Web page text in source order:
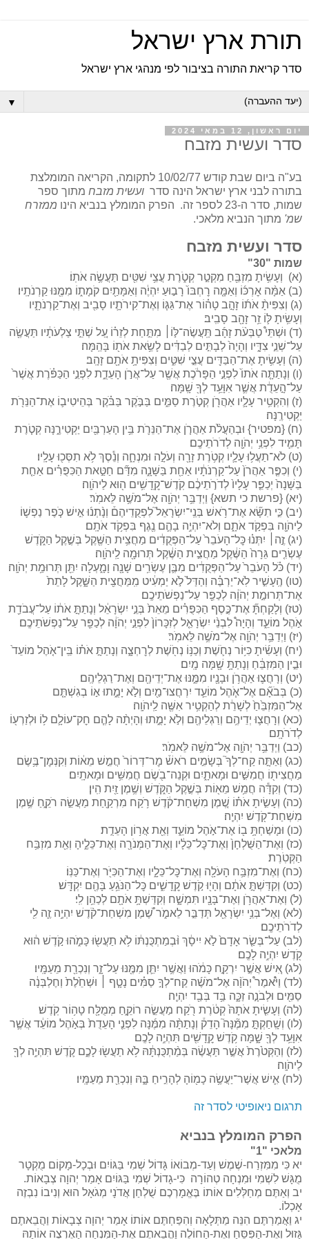
תורת ארץ ישראל
סדר קריאת התורה בציבור לפי מנהגי ארץ ישראל
▼
יום ראשון, 12 במאי 2024
סדר ועשית מזבח
בע"ה ביום שבת קודש 10/02/77 לתקומה, הקריאה המומלצת
בתורה לבני ארץ ישראל הינה סדר ועשית מזבח מתוך ספר
שמות, סדר ה-23 לספר זה. הפרק המומלץ בנביא הינו
ממזרח
שמ' מתוך הנביא מלאכי.
סדר ועשית מזבח
שמות "30"
(א) וְעָשִׂ֥יתָ מִזְבֵּ֖חַ מִקְטַ֣ר קְטֹ֑רֶת עֲצֵ֥י שִׁטִּ֖ים תַּעֲשֶׂ֥ה אֹתֽוֹ׃
(ב) אַמָּ֨ה אׇרְכּ֜וֹ וְאַמָּ֤ה רׇחְבּוֹ֙ רָב֣וּעַ יִהְיֶ֔ה וְאַמָּתַ֖יִם קֹמָת֑וֹ מִמֶּ֖נּוּ קַרְנֹתָֽיו׃
(ג) וְצִפִּיתָ֨ אֹת֜וֹ זָהָ֣ב טָה֗וֹר אֶת־גַּגּ֧וֹ וְאֶת־קִירֹתָ֛יו סָבִ֖יב וְאֶת־קַרְנֹתָ֑יו
וְעָשִׂ֥יתָ לּ֛וֹ זֵ֥ר זָהָ֖ב סָבִֽיב׃
(ד) וּשְׁתֵּי֩ טַבְּעֹ֨ת זָהָ֜ב תַּֽעֲשֶׂה־לּ֣וֹ׀ מִתַּ֣חַת לְזֵר֗וֹ עַ֚ל שְׁתֵּ֣י צַלְעֹתָ֔יו תַּעֲשֶׂ֖ה
עַל־שְׁנֵ֣י צִדָּ֑יו וְהָיָה֙ לְבָתִּ֣ים לְבַדִּ֔ים לָשֵׂ֥את אֹת֖וֹ בָּהֵֽמָּה׃
(ה) וְעָשִׂ֥יתָ אֶת־הַבַּדִּ֖ים עֲצֵ֣י שִׁטִּ֑ים וְצִפִּיתָ֥ אֹתָ֖ם זָהָֽב׃
(ו) וְנָתַתָּ֤ה אֹתוֹ֙ לִפְנֵ֣י הַפָּרֹ֔כֶת אֲשֶׁ֖ר עַל־אֲרֹ֣ן הָעֵדֻ֑ת לִפְנֵ֣י הַכַּפֹּ֗רֶת אֲשֶׁר֙
עַל־הָ֣עֵדֻ֔ת אֲשֶׁ֛ר אִוָּעֵ֥ד לְךָ֖ שָֽׁמָּה׃
(ז) וְהִקְטִ֥יר עָלָ֛יו אַהֲרֹ֖ן קְטֹ֣רֶת סַמִּ֑ים בַּבֹּ֣קֶר בַּבֹּ֗קֶר בְּהֵיטִיב֛וֹ אֶת־הַנֵּרֹ֖ת
יַקְטִירֶֽנָּה׃
(ח) {מפטיר} וּבְהַעֲלֹ֨ת אַהֲרֹ֧ן אֶת־הַנֵּרֹ֛ת בֵּ֥ין הָעַרְבַּ֖יִם יַקְטִירֶ֑נָּה קְטֹ֧רֶת
תָּמִ֛יד לִפְנֵ֥י יְהֹוָ֖ה לְדֹרֹתֵיכֶֽם׃
(ט) לֹא־תַעֲל֥וּ עָלָ֛יו קְטֹ֥רֶת זָרָ֖ה וְעֹלָ֣ה וּמִנְחָ֑ה וְנֵ֕סֶךְ לֹ֥א תִסְּכ֖וּ עָלָֽיו׃
(י) וְכִפֶּ֤ר אַהֲרֹן֙ עַל־קַרְנֹתָ֔יו אַחַ֖ת בַּשָּׁנָ֑ה מִדַּ֞ם חַטַּ֣את הַכִּפֻּרִ֗ים אַחַ֤ת
בַּשָּׁנָה֙ יְכַפֵּ֤ר עָלָיו֙ לְדֹרֹ֣תֵיכֶ֔ם קֹֽדֶשׁ־קׇֽדָשִׁ֥ים ה֖וּא לַיהֹוָֽה׃
(יא) {פרשת כי תשא} וַיְדַבֵּ֥ר יְהֹוָ֖ה אֶל־מֹשֶׁ֥ה לֵּאמֹֽר׃
(יב) כִּ֣י תִשָּׂ֞א אֶת־רֹ֥אשׁ בְּנֵֽי־יִשְׂרָאֵל֮ לִפְקֻדֵיהֶם֒ וְנָ֨תְנ֜וּ אִ֣ישׁ כֹּ֧פֶר נַפְשׁ֛וֹ
לַיהֹוָ֖ה בִּפְקֹ֣ד אֹתָ֑ם וְלֹא־יִהְיֶ֥ה בָהֶ֛ם נֶ֖גֶף בִּפְקֹ֥ד אֹתָֽם׃
(יג) זֶ֣ה׀ יִתְּנ֗וּ כׇּל־הָעֹבֵר֙ עַל־הַפְּקֻדִ֔ים מַחֲצִ֥ית הַשֶּׁ֖קֶל בְּשֶׁ֣קֶל הַקֹּ֑דֶשׁ
עֶשְׂרִ֤ים גֵּרָה֙ הַשֶּׁ֔קֶל מַחֲצִ֣ית הַשֶּׁ֔קֶל תְּרוּמָ֖ה לַֽיהֹוָֽה׃
(יד) כֹּ֗ל הָעֹבֵר֙ עַל־הַפְּקֻדִ֔ים מִבֶּ֛ן עֶשְׂרִ֥ים שָׁנָ֖ה וָמָ֑עְלָה יִתֵּ֖ן תְּרוּמַ֥ת יְהֹוָֽה׃
(טו) הֶֽעָשִׁ֣יר לֹֽא־יַרְבֶּ֗ה וְהַדַּל֙ לֹ֣א יַמְעִ֔יט מִֽמַּחֲצִ֖ית הַשָּׁ֑קֶל לָתֵת֙
אֶת־תְּרוּמַ֣ת יְהֹוָ֔ה לְכַפֵּ֖ר עַל־נַפְשֹׁתֵיכֶֽם׃
(טז) וְלָקַחְתָּ֞ אֶת־כֶּ֣סֶף הַכִּפֻּרִ֗ים מֵאֵת֙ בְּנֵ֣י יִשְׂרָאֵ֔ל וְנָתַתָּ֣ אֹת֔וֹ עַל־עֲבֹדַ֖ת
אֹ֣הֶל מוֹעֵ֑ד וְהָיָה֩ לִבְנֵ֨י יִשְׂרָאֵ֤ל לְזִכָּרוֹן֙ לִפְנֵ֣י יְהֹוָ֔ה לְכַפֵּ֖ר עַל־נַפְשֹׁתֵיכֶֽם׃
(יז) וַיְדַבֵּ֥ר יְהֹוָ֖ה אֶל־מֹשֶׁ֥ה לֵּאמֹֽר׃
(יח) וְעָשִׂ֜יתָ כִּיּ֥וֹר נְחֹ֛שֶׁת וְכַנּ֥וֹ נְחֹ֖שֶׁת לְרׇחְצָ֑ה וְנָתַתָּ֣ אֹת֗וֹ בֵּֽין־אֹ֤הֶל מוֹעֵד֙
וּבֵ֣ין הַמִּזְבֵּ֔חַ וְנָתַתָּ֥ שָׁ֖מָּה מָֽיִם׃
(יט) וְרָחֲצ֛וּ אַהֲרֹ֥ן וּבָנָ֖יו מִמֶּ֑נּוּ אֶת־יְדֵיהֶ֖ם וְאֶת־רַגְלֵיהֶֽם׃
(כ) בְּבֹאָ֞ם אֶל־אֹ֧הֶל מוֹעֵ֛ד יִרְחֲצוּ־מַ֖יִם וְלֹ֣א יָמֻ֑תוּ א֣וֹ בְגִשְׁתָּ֤ם
אֶל־הַמִּזְבֵּ֙חַ֙ לְשָׁרֵ֔ת לְהַקְטִ֥יר אִשֶּׁ֖ה לַֽיהֹוָֽה׃
(כא) וְרָחֲצ֛וּ יְדֵיהֶ֥ם וְרַגְלֵיהֶ֖ם וְלֹ֣א יָמֻ֑תוּ וְהָיְתָ֨ה לָהֶ֧ם חׇק־עוֹלָ֛ם ל֥וֹ וּלְזַרְע֖וֹ
לְדֹרֹתָֽם׃
(כב) וַיְדַבֵּ֥ר יְהֹוָ֖ה אֶל־מֹשֶׁ֥ה לֵּאמֹֽר׃
(כג) וְאַתָּ֣ה קַח־לְךָ֮ בְּשָׂמִ֣ים רֹאשׁ֒ מׇר־דְּרוֹר֙ חֲמֵ֣שׁ מֵא֔וֹת וְקִנְּמׇן־בֶּ֥שֶׂם
מַחֲצִית֖וֹ חֲמִשִּׁ֣ים וּמָאתָ֑יִם וּקְנֵה־בֹ֖שֶׂם חֲמִשִּׁ֥ים וּמָאתָֽיִם׃
(כד) וְקִדָּ֕ה חֲמֵ֥שׁ מֵא֖וֹת בְּשֶׁ֣קֶל הַקֹּ֑דֶשׁ וְשֶׁ֥מֶן זַ֖יִת הִֽין׃
(כה) וְעָשִׂ֣יתָ אֹת֗וֹ שֶׁ֚מֶן מִשְׁחַת־קֹ֔דֶשׁ רֹ֥קַח מִרְקַ֖חַת מַעֲשֵׂ֣ה רֹקֵ֑חַ שֶׁ֥מֶן
מִשְׁחַת־קֹ֖דֶשׁ יִהְיֶֽה׃
(כו) וּמָשַׁחְתָּ֥ ב֖וֹ אֶת־אֹ֣הֶל מוֹעֵ֑ד וְאֵ֖ת אֲר֥וֹן הָעֵדֻֽת׃
(כז) וְאֶת־הַשֻּׁלְחָן֙ וְאֶת־כׇּל־כֵּלָ֔יו וְאֶת־הַמְּנֹרָ֖ה וְאֶת־כֵּלֶ֑יהָ וְאֵ֖ת מִזְבַּ֥ח
הַקְּטֹֽרֶת׃
(כח) וְאֶת־מִזְבַּ֥ח הָעֹלָ֖ה וְאֶת־כׇּל־כֵּלָ֑יו וְאֶת־הַכִּיֹּ֖ר וְאֶת־כַּנּֽוֹ׃
(כט) וְקִדַּשְׁתָּ֣ אֹתָ֔ם וְהָי֖וּ קֹ֣דֶשׁ קׇֽדָשִׁ֑ים כׇּל־הַנֹּגֵ֥עַ בָּהֶ֖ם יִקְדָּֽשׁ׃
(ל) וְאֶת־אַהֲרֹ֥ן וְאֶת־בָּנָ֖יו תִּמְשָׁ֑ח וְקִדַּשְׁתָּ֥ אֹתָ֖ם לְכַהֵ֥ן לִֽי׃
(לא) וְאֶל־בְּנֵ֥י יִשְׂרָאֵ֖ל תְּדַבֵּ֣ר לֵאמֹ֑ר שֶׁ֠מֶן מִשְׁחַת־קֹ֨דֶשׁ יִהְיֶ֥ה זֶ֛ה לִ֖י
לְדֹרֹתֵיכֶֽם׃
(לב) עַל־בְּשַׂ֤ר אָדָם֙ לֹ֣א יִיסָ֔ךְ וּ֨בְמַתְכֻּנְתּ֔וֹ לֹ֥א תַעֲשׂ֖וּ כָּמֹ֑הוּ קֹ֣דֶשׁ ה֔וּא
קֹ֖דֶשׁ יִהְיֶ֥ה לָכֶֽם׃
(לג) אִ֚ישׁ אֲשֶׁ֣ר יִרְקַ֣ח כָּמֹ֔הוּ וַאֲשֶׁ֥ר יִתֵּ֛ן מִמֶּ֖נּוּ עַל־זָ֑ר וְנִכְרַ֖ת מֵעַמָּֽיו׃
(לד) וַיֹּ֩אמֶר֩ יְהֹוָ֨ה אֶל־מֹשֶׁ֜ה קַח־לְךָ֣ סַמִּ֗ים נָטָ֤ף ׀ וּשְׁחֵ֙לֶת֙ וְחֶלְבְּנָ֔ה
סַמִּ֖ים וּלְבֹנָ֣ה זַכָּ֑ה בַּ֥ד בְּבַ֖ד יִהְיֶֽה׃
(לה) וְעָשִׂ֤יתָ אֹתָהּ֙ קְטֹ֔רֶת רֹ֖קַח מַעֲשֵׂ֣ה רוֹקֵ֑חַ מְמֻלָּ֖ח טָה֥וֹר קֹֽדֶשׁ׃
(לו) וְשָֽׁחַקְתָּ֣ מִמֶּ֘נָּה֮ הָדֵק֒ וְנָתַתָּ֨ה מִמֶּ֜נָּה לִפְנֵ֤י הָעֵדֻת֙ בְּאֹ֣הֶל מוֹעֵ֔ד אֲשֶׁ֛ר
אִוָּעֵ֥ד לְךָ֖ שָׁ֑מָּה קֹ֥דֶשׁ קׇֽדָשִׁ֖ים תִּהְיֶ֥ה לָכֶֽם׃
(לז) וְהַקְּטֹ֙רֶת֙ אֲשֶׁ֣ר תַּעֲשֶׂ֔ה בְּמַ֨תְכֻּנְתָּ֔הּ לֹ֥א תַעֲשׂ֖וּ לָכֶ֑ם קֹ֛דֶשׁ תִּהְיֶ֥ה לְךָ֖
לַיהֹוָֽה׃
(לח) אִ֛ישׁ אֲשֶׁר־יַעֲשֶׂ֥ה כָמ֖וֹהָ לְהָרִ֣יחַ בָּ֑הּ וְנִכְרַ֖ת מֵעַמָּֽיו׃
תרגום ניאופיטי לסדר זה
הפרק המומלץ בנביא
מלאכי "1"
יא כִּי מִמִּזְרַח-שֶׁמֶשׁ וְעַד-מְבוֹאוֹ גָּדוֹל שְׁמִי בַּגּוֹיִם וּבְכָל-מָקוֹם מֻקְטָר
מֻגָּשׁ לִשְׁמִי וּמִנְחָה טְהוֹרָה כִּי-גָדוֹל שְׁמִי בַּגּוֹיִם אָמַר יְהוָה צְבָאוֹת.
יב וְאַתֶּם מְחַלְּלִים אוֹתוֹ בֶּאֱמָרְכֶם שֻׁלְחַן אֲדֹנָי מְגֹאָל הוּא וְנִיבוֹ נִבְזֶה
אָכְלוֹ.
יג וַאֲמַרְתֶּם הִנֵּה מַתְּלָאָה וְהִפַּחְתֶּם אוֹתוֹ אָמַר יְהוָה צְבָאוֹת וַהֲבֵאתֶם
גָּזוּל וְאֶת-הַפִּסֵּחַ וְאֶת-הַחוֹלֶה וַהֲבֵאתֶם אֶת-הַמִּנְחָה הַאֶרְצֶה אוֹתָהּ